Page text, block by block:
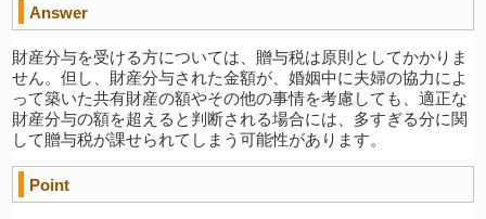
Answer
財産分与を受ける方については、贈与税は原則としてかかりま
せん。但し、財産分与された金額が、婚姻中に夫婦の協力によ
って築いた共有財産の額やその他の事情を考慮しても、適正な
財産分与の額を超えると判断される場合には、多すぎる分に関
して贈与税が課せられてしまう可能性があります。
Point